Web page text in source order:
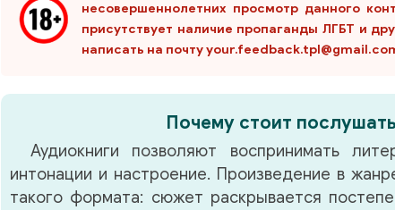
несовершеннолетних просмотр данного
присутствует наличие пропаганды ЛГБТ и
написать на почту
Почему стоит
Аудиокниги позволяют воспринимать
интонации и настроение. Произведение в
такого формата: сюжет раскрывается